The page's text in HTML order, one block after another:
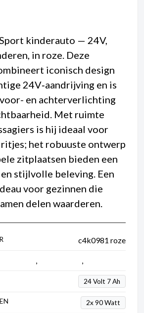
kinderauto — 24V,
in roze. Deze
iconisch design
24V‑aandrijving en is
en achterverlichting
Met ruimte
is hij ideaal voor
het robuuste ontwerp
zitplaatsen bieden een
stijlvolle beleving. Een
voor gezinnen die
delen waarderen.
c4k0981 roze
, ,
24 Volt 7 Ah
2x 90 Watt